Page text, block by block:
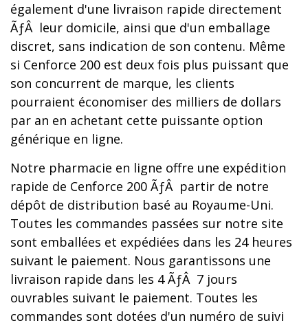
également d'une livraison rapide directement
ÃƒÂ leur domicile, ainsi que d'un emballage
discret, sans indication de son contenu. Même
si Cenforce 200 est deux fois plus puissant que
son concurrent de marque, les clients
pourraient économiser des milliers de dollars
par an en achetant cette puissante option
générique en ligne.
Notre pharmacie en ligne offre une expédition
rapide de Cenforce 200 ÃƒÂ partir de notre
dépôt de distribution basé au Royaume-Uni.
Toutes les commandes passées sur notre site
sont emballées et expédiées dans les 24 heures
suivant le paiement. Nous garantissons une
livraison rapide dans les 4 ÃƒÂ 7 jours
ouvrables suivant le paiement. Toutes les
commandes sont dotées d'un numéro de suivi